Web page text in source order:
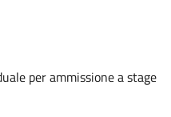
per ammissione a stage